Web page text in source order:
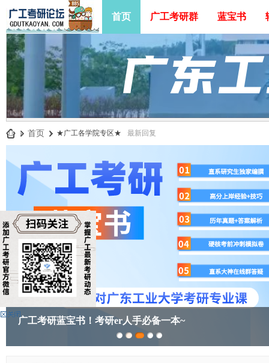
首页 广工考研群 蓝宝书
论
坛
_
广
东
工
» 首页 › ★广工各学院专区★ 最新回复
广工考研蓝宝书！考研er人手必备一本~